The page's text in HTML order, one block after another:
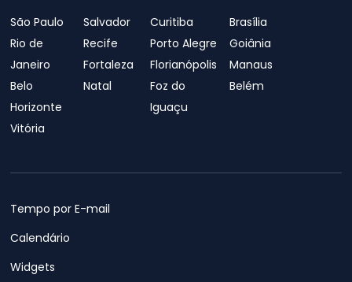
São Paulo
Rio de
Janeiro
Belo
Horizonte
Vitória
Salvador
Recife
Fortaleza
Natal
Curitiba
Porto Alegre
Florianópolis
Foz do
Iguaçu
Brasília
Goiânia
Manaus
Belém
Tempo por E-mail
Calendário
Widgets